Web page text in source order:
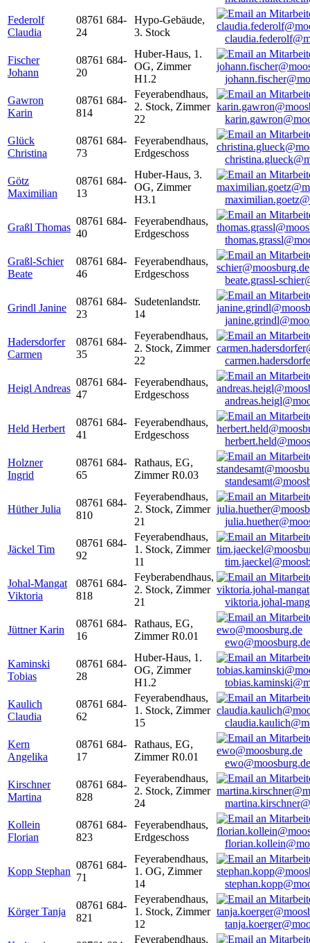
Federolf
Claudia
08761 684-
24
Hypo-Gebäude,
3. Stock
Fischer
Johann
08761 684-
20
Huber-Haus, 1.
OG, Zimmer
H1.2
Gawron
Karin
08761 684-
814
Feyerabendhaus,
2. Stock, Zimmer
22
Glück
Christina
08761 684-
73
Feyerabendhaus,
Erdgeschoss
Götz
Maximilian
08761 684-
13
Huber-Haus, 3.
OG, Zimmer
H3.1
Graßl Thomas
08761 684-
40
Feyerabendhaus,
Erdgeschoss
Graßl-Schier
Beate
08761 684-
46
Feyerabendhaus,
Erdgeschoss
beate.grassl-
Grindl Janine
08761 684-
23
Sudetenlandstr.
14
Hadersdorfer
Carmen
08761 684-
35
Feyerabendhaus,
2. Stock, Zimmer
22
Heigl Andreas
08761 684-
47
Feyerabendhaus,
Erdgeschoss
Held Herbert
08761 684-
41
Feyerabendhaus,
Erdgeschoss
Holzner
Ingrid
08761 684-
65
Rathaus, EG,
Zimmer R0.03
Hüther Julia
08761 684-
810
Feyerabendhaus,
2. Stock, Zimmer
21
Jäckel Tim
08761 684-
92
Feyerabendhaus,
1. Stock, Zimmer
11
Johal-Mangat
Viktoria
08761 684-
818
Feyberabendhaus,
2. Stock, Zimmer
21
viktoria.johal-
Jüttner Karin
08761 684-
16
Rathaus, EG,
Zimmer R0.01
ewo@moosburg.de
Kaminski
Tobias
08761 684-
28
Huber-Haus, 1.
OG, Zimmer
H1.2
Kaulich
Claudia
08761 684-
62
Feyerabendhaus,
1. Stock, Zimmer
15
Kern
Angelika
08761 684-
17
Rathaus, EG,
Zimmer R0.01
ewo@moosburg.de
Kirschner
Martina
08761 684-
828
Feyerabendhaus,
2. Stock, Zimmer
24
Kollein
Florian
08761 684-
823
Feyerabendhaus,
Erdgeschoss
Kopp Stephan
08761 684-
71
Feyerabendhaus,
1. OG, Zimmer
14
Körger Tanja
08761 684-
821
Feyerabendhaus,
1. Stock, Zimmer
12
Feyerabendhaus,